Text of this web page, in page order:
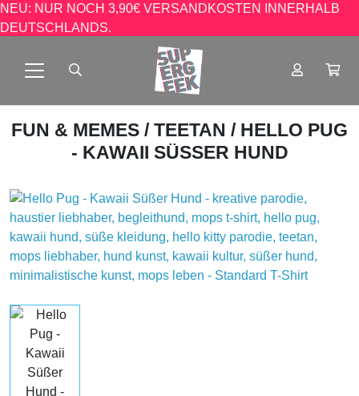
NEU: NUR NOCH 3,90€ VERSANDKOSTEN INNERHALB
DEUTSCHLANDS.
FUN & MEMES / TEETAN / HELLO PUG
- KAWAII SÜSSER HUND